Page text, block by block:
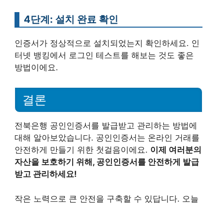
4단계: 설치 완료 확인
인증서가 정상적으로 설치되었는지 확인하세요. 인
터넷 뱅킹에서 로그인 테스트를 해보는 것도 좋은
방법이에요.
결론
전북은행 공인인증서를 발급받고 관리하는 방법에
대해 알아보았습니다. 공인인증서는 온라인 거래를
안전하게 만들기 위한 첫걸음이에요. 이제 여러분의
자산을 보호하기 위해, 공인인증서를 안전하게 발급
받고 관리하세요!
작은 노력으로 큰 안전을 구축할 수 있답니다. 오늘